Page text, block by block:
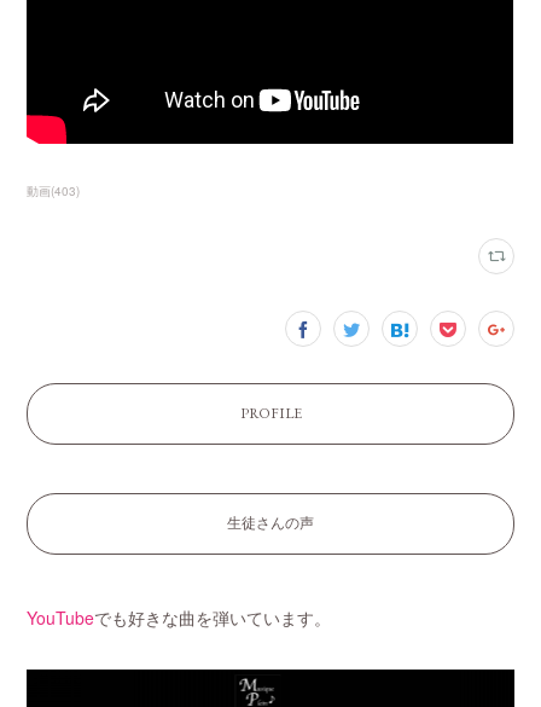
動画(403)
PROFILE
生徒さんの声
YouTubeでも好きな曲を弾いています。